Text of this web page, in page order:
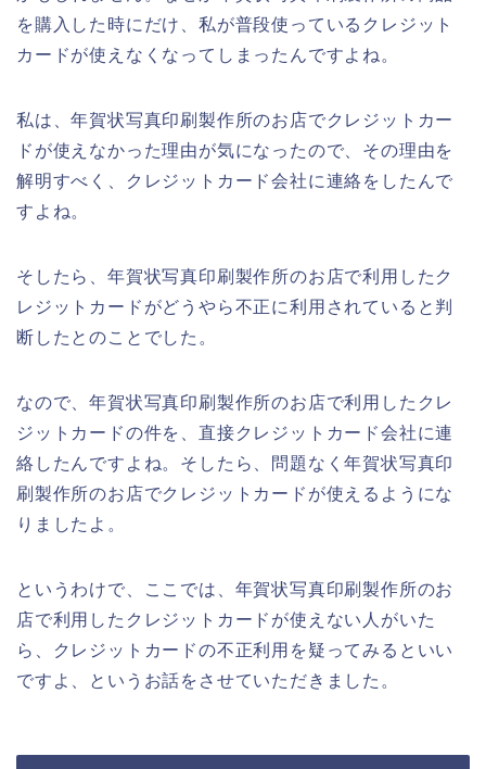
を購入した時にだけ、私が普段使っているクレジット
カードが使えなくなってしまったんですよね。
私は、年賀状写真印刷製作所のお店でクレジットカー
ドが使えなかった理由が気になったので、その理由を
解明すべく、クレジットカード会社に連絡をしたんで
すよね。
そしたら、年賀状写真印刷製作所のお店で利用したク
レジットカードがどうやら不正に利用されていると判
断したとのことでした。
なので、年賀状写真印刷製作所のお店で利用したクレ
ジットカードの件を、直接クレジットカード会社に連
絡したんですよね。そしたら、問題なく年賀状写真印
刷製作所のお店でクレジットカードが使えるようにな
りましたよ。
というわけで、ここでは、年賀状写真印刷製作所のお
店で利用したクレジットカードが使えない人がいた
ら、クレジットカードの不正利用を疑ってみるといい
ですよ、というお話をさせていただきました。